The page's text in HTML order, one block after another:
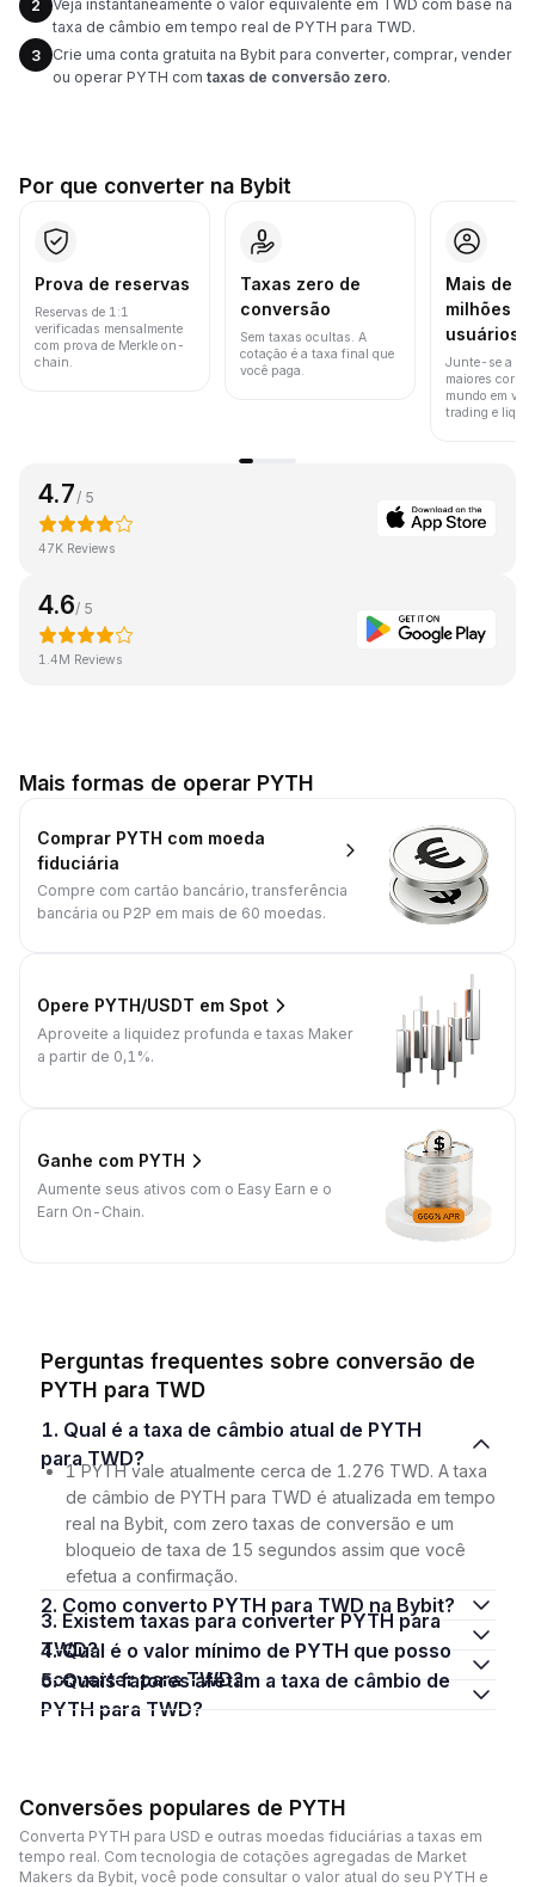
2
Veja instantaneamente o valor equivalente em TWD com base na
taxa de câmbio em tempo real de PYTH para TWD.
3
Crie uma conta gratuita na Bybit para converter, comprar, vender
ou operar PYTH com taxas de conversão zero.
Por que converter na Bybit
Prova de reservas
Reservas de 1:1
verificadas mensalmente
com prova de Merkle on-
chain.
Taxas zero de
conversão
Sem taxas ocultas. A
cotação é a taxa final que
você paga.
Mais de
milhões
usuários
Junte-se a
maiores
mundo em
trading e
4.7 / 5
47K Reviews
4.6/ 5
1.4M Reviews
Mais formas de operar PYTH
Comprar PYTH com moeda
fiduciária
Compre com cartão bancário, transferência
bancária ou P2P em mais de 60 moedas.
Opere PYTH/USDT em Spot
Aproveite a liquidez profunda e taxas Maker
a partir de 0,1%.
Ganhe com PYTH
Aumente seus ativos com o Easy Earn e o
Earn On-Chain.
Perguntas frequentes sobre conversão de
PYTH para TWD
1. Qual é a taxa de câmbio atual de PYTH
para TWD?
1 PYTH vale atualmente cerca de 1.276 TWD. A taxa
de câmbio de PYTH para TWD é atualizada em tempo
real na Bybit, com zero taxas de conversão e um
bloqueio de taxa de 15 segundos assim que você
efetua a confirmação.
2. Como converto PYTH para TWD na Bybit?
3. Existem taxas para converter PYTH para
TWD?
4. Qual é o valor mínimo de PYTH que posso
converter para TWD?
5. Quais fatores afetam a taxa de câmbio de
PYTH para TWD?
Conversões populares de PYTH
Converta PYTH para USD e outras moedas fiduciárias a taxas em
tempo real. Com tecnologia de cotações agregadas de Market
Makers da Bybit, você pode consultar o valor atual do seu PYTH e